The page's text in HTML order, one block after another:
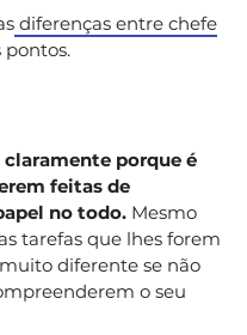
diferenças entre chefe
pontos.
claramente porque é
feitas de
no todo. Mesmo
tarefas que lhes forem
diferente se não
o seu